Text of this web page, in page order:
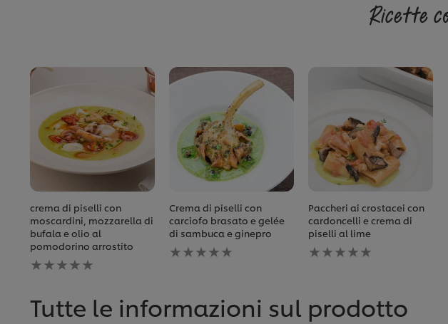
Ricette
crema di piselli con
moscardini, mozzarella di
bufala e olio al
pomodorino arrostito
Nessuna
valutazione
questo
Crema di piselli con
carciofo brasato e gelée
di sambuca e ginepro
Nessuna
valutazione
recipe
Paccheri ai crostacei con
cardoncelli e crema di
piselli al lime
Nessuna
valutazione
recipe
Tutte le informazioni sul prodotto